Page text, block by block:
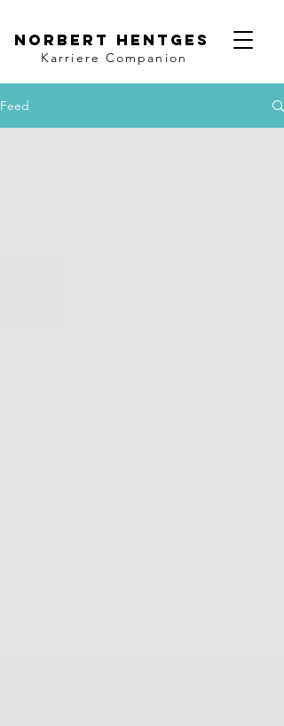
Norbert Hentges
Karriere Companion
Feed